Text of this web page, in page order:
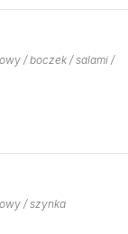
/ boczek / salami /
/ szynka